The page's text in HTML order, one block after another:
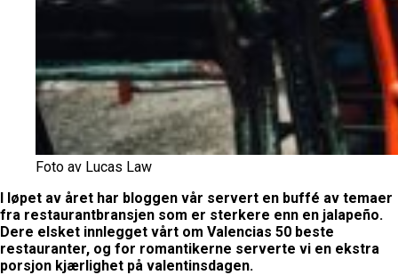
Foto av Lucas Law
I løpet av året har bloggen vår servert en buffé av temaer
fra restaurantbransjen som er sterkere enn en jalapeño.
Dere elsket innlegget vårt om Valencias 50 beste
restauranter, og for romantikerne serverte vi en ekstra
porsjon kjærlighet på valentinsdagen.